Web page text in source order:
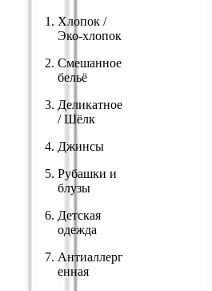
Хлопок /
Эко-хлопок
Смешанное
бельё
Деликатное
/ Шёлк
Джинсы
Рубашки и
блузы
Детская
одежда
Антиаллерг
енная